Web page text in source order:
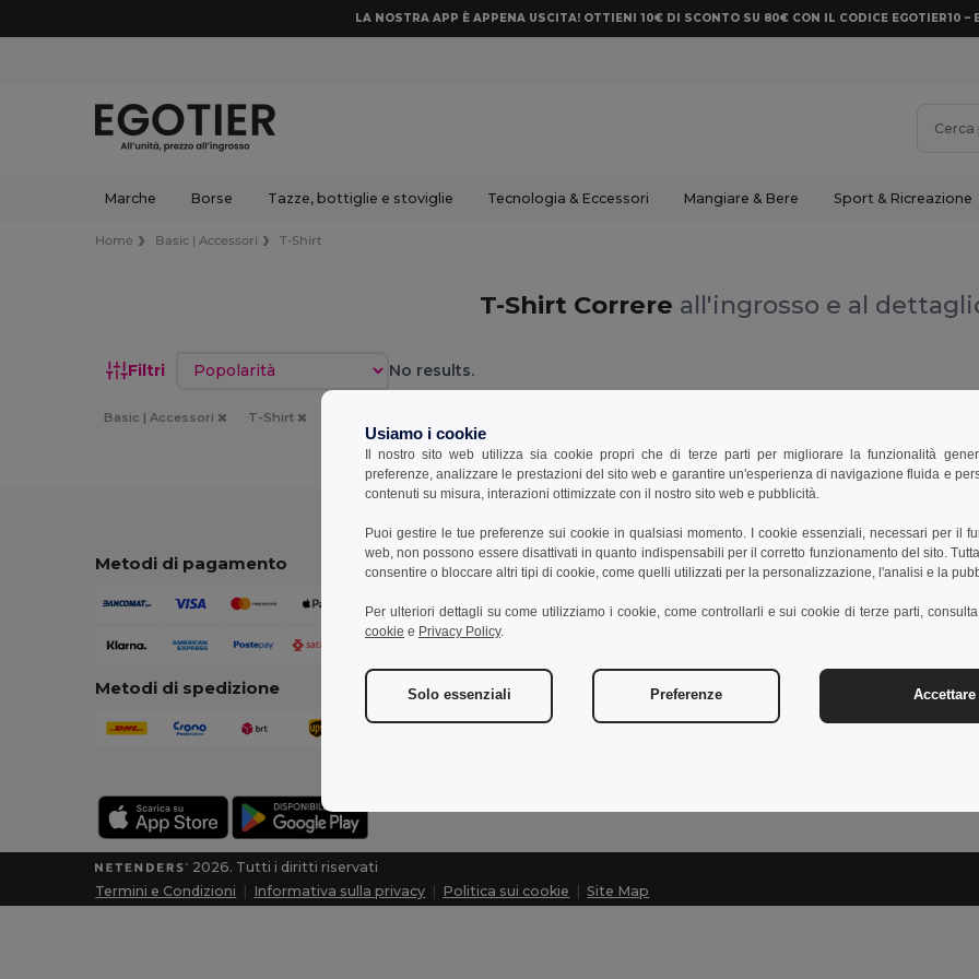
LA NOSTRA APP È APPENA USCITA! OTTIENI 10€ DI SCONTO SU 80€ CON IL CODICE EGOTIER10 –
Marche Borse Tazze, bottiglie e stoviglie Tecnologia & Eccessori Mangiare & Bere Sport & Ricreazione
Home Basic | Accessori T-Shirt
T-Shirt Correre all'ingrosso e al
Filtri Ordina per No results.
Basic | Accessori T-Shirt
Metodi di pagamento
Metodi di spedizione
Contattaci
Cliente
Vendite
vendite@egotier.it
2026. Tutti i diritti riservati
Termini e Condizioni
Informativa sulla privacy Politica sui cookie |Site Map
Usiamo i cookie
Il nostro sito web utilizza sia cookie propri che di terze parti per migliorare la funzionalità
preferenze, analizzare le prestazioni del sito web e garantire un'esperienza di navigazione fluida e
contenuti su misura, interazioni ottimizzate con il nostro sito web e pubblicità.
Puoi gestire le tue preferenze sui cookie in qualsiasi momento. I cookie essenziali, necessari per il
web, non possono essere disattivati in quanto indispensabili per il corretto funzionamento del sito.
consentire o bloccare altri tipi di cookie, come quelli utilizzati per la personalizzazione, l'analisi e la
Per ulteriori dettagli su come utilizziamo i cookie, come controllarli e sui cookie di terze parti,
cookie e Privacy Policy.
Solo essenziali Preferenze